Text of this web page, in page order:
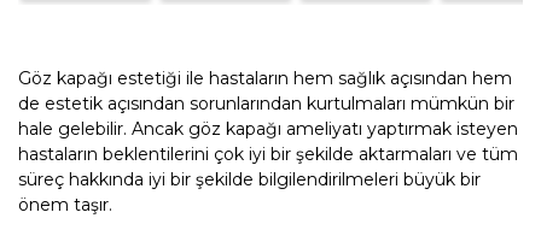
Göz kapağı estetiği ile hastaların hem sağlık açısından hem
de estetik açısından sorunlarından kurtulmaları mümkün bir
hale gelebilir. Ancak göz kapağı ameliyatı yaptırmak isteyen
hastaların beklentilerini çok iyi bir şekilde aktarmaları ve tüm
süreç hakkında iyi bir şekilde bilgilendirilmeleri büyük bir
önem taşır.